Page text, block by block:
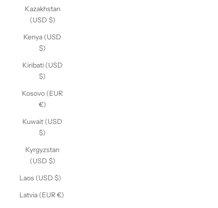
Kazakhstan
(USD $)
Kenya (USD
$)
Kiribati (USD
$)
Kosovo (EUR
€)
Kuwait (USD
$)
Kyrgyzstan
(USD $)
Laos (USD $)
Latvia (EUR €)